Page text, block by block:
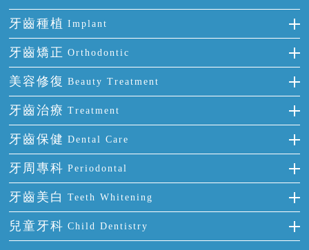
牙齒種植 Implant
種牙
單顆牙缺失
門牙缺失
多顆牙缺失
半口缺失
全口缺失
牙齒矯正 Orthodontic
隱形箍牙
前牙反頜
牙齒擁擠
牙齒前突
牙齒稀疏
美容修復 Beauty Treatment
全瓷牙
烤瓷牙
氟斑牙
四環素牙
活動假牙
牙貼面
牙齒治療 Treatment
補牙
智齒
根管治療
拔牙
牙痛
牙齒保健 Dental Care
正確刷牙
全國愛牙日
預防牙病
牙科通識
牙周專科 Periodontal
牙周炎
牙齦出血
牙齦炎
牙齒美白 Teeth Whitening
冷光美白
兒童牙科 Child Dentistry